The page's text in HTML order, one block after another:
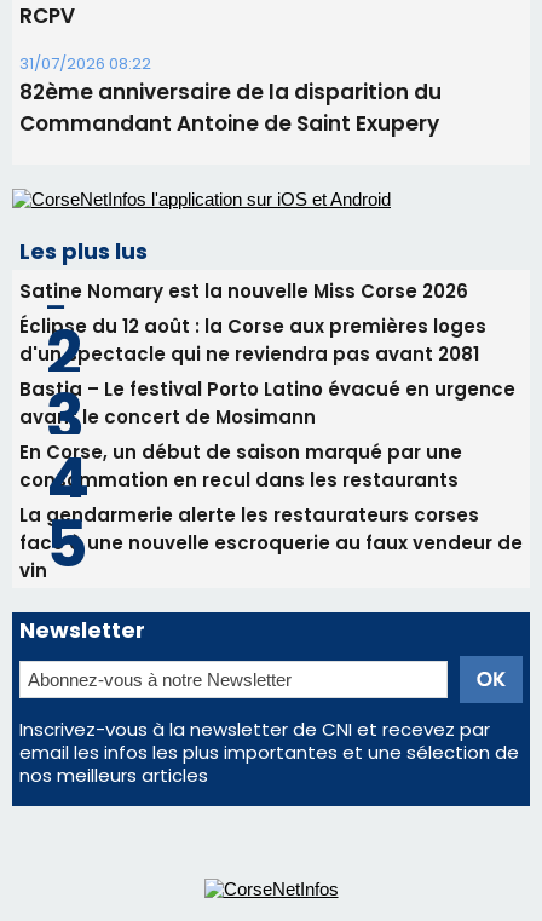
Les plus lus
Satine Nomary est la nouvelle Miss Corse 2026
Éclipse du 12 août : la Corse aux premières loges
d'un spectacle qui ne reviendra pas avant 2081
avant le concert de Mosimann
consommation en recul dans les restaurants
La gendarmerie alerte les restaurateurs corses
face à une nouvelle escroquerie au faux vendeur de
vin
Newsletter
Inscrivez-vous à la newsletter de CNI et recevez par
email les infos les plus importantes et une sélection de
nos meilleurs articles
Régie publicitaire
Mentions légales
Nous contacter